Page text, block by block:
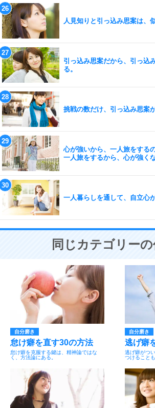
人見知りと引っ込み思案は、
引っ込み思案だから、引っ込
る。
挑戦の数だけ、引っ込み思案
心が強いから、一人旅をする
一人旅をするから、心が強くな
一人暮らしを通して、自立心
同じカテゴリー
自分磨き
怠け癖を直す30の方法
怠け癖を克服する鍵は、精神論ではな
く、方法論にある。
自分磨き
逃げ癖
逃げ癖がつ
つけること